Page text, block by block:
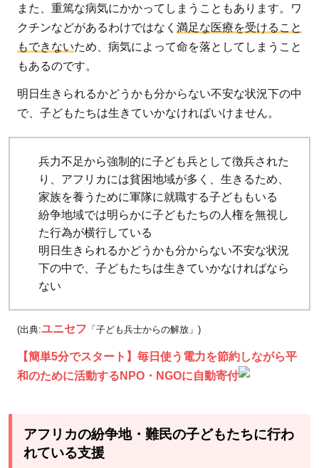
また、重篤な病気にかかってしまうこともあります。ワ
クチンなどがあるわけではなく 満足な医療を受けること
もできないため、病気によって命を落としてしまうこと
もあるのです。
明日生きられるかどうかも分からない不安な状況下の中
で、子どもたちは生きていかなければいけません。
兵力不足から強制的に子ども兵として徴兵された
り、アフリカには貧困地域が多く、生きるため、
家族を養うために軍隊に就職する子どももいる
紛争地域では明らかに子どもたちの人権を無視し
た行為が横行している
明日生きられるかどうかも分からない不安な状況
下の中で、子どもたちは生きていかなければなら
ない
(出典:ユニセフ 「子ども兵士からの解放」)
【簡単5分でスタート】毎日使う電力を節約しながら平
和のために活動するNPO・NGOに自動寄付
アフリカの紛争地・難民の子どもたちに行わ
れている支援